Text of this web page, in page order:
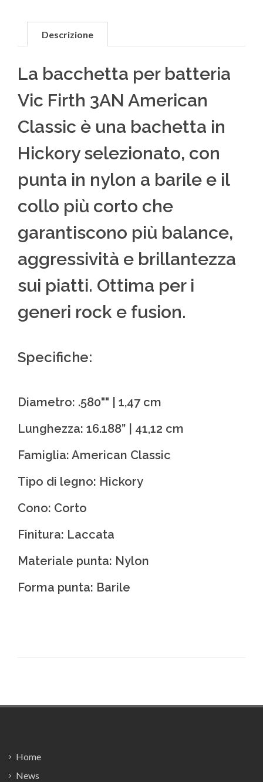
Descrizione
La bacchetta per batteria
Vic Firth 3AN American
Classic è una bachetta in
Hickory selezionato, con
punta in nylon a barile e il
collo più corto che
garantiscono più balance,
aggressività e brillantezza
sui piatti. Ottima per i
generi rock e fusion.
Specifiche:
Diametro: .580"" | 1,47 cm
Lunghezza: 16.188” | 41,12 cm
Famiglia: American Classic
Tipo di legno: Hickory
Cono: Corto
Finitura: Laccata
Materiale punta: Nylon
Forma punta: Barile
Home
News